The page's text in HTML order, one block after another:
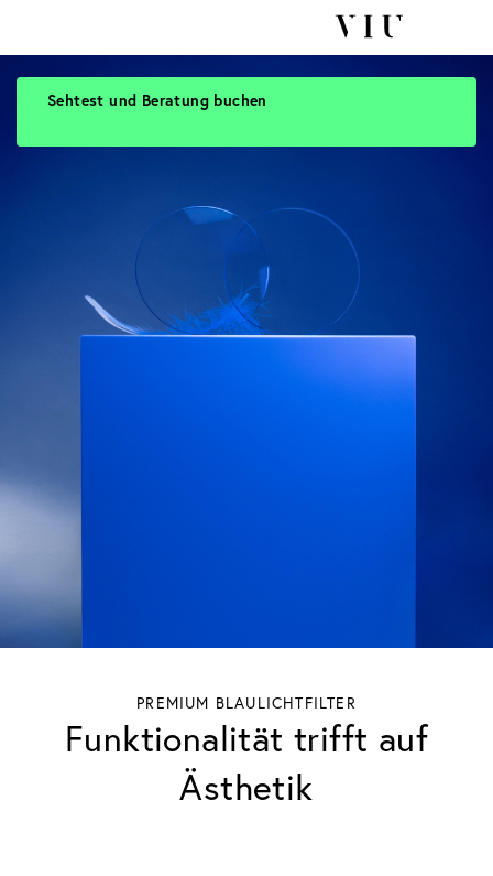
PREMIUM BLAULICHTFILTER
Funktionalität trifft auf
Ästhetik
Sehtest und Beratung buchen